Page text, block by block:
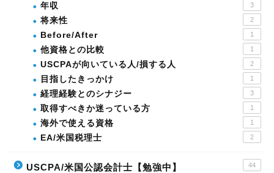
年収 3
将来性 2
Before/After 1
他資格との比較 1
USCPAが向いている人/損する人 2
目指したきっかけ 1
経理経験とのシナジー 3
取得すべきか迷っている方 1
海外で使える資格 1
EA/米国税理士 2
USCPA/米国公認会計士【勉強中】 44